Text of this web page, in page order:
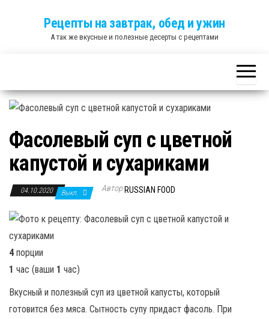
Рецепты на завтрак, обед и ужин
А так же вкусные и полезные десерты с рецептами
Фасолевый суп с цветной
капустой и сухариками
04.10.2020 Выкл. Автор RUSSIAN FOOD
4порции
1 час (ваши 1 час)
Вкусный и полезный суп из цветной капусты, который
готовится без мяса. Сытность супу придаст фасоль. При